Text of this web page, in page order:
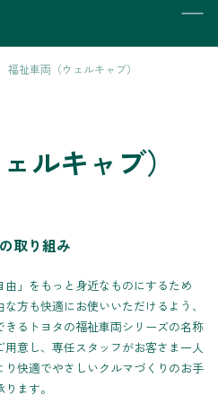
福祉車両（ウェルキャブ）
ルキャブ）
取り組み
」をもっと身近なものにするため
方も快適にお使いいただけるよう、
るトヨタの福祉車両シリーズの名称
意し、専任スタッフがお客さま一人
快適でやさしいクルマづくりのお手
ます。